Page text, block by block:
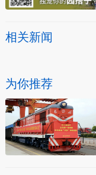
相关新闻
为你推荐